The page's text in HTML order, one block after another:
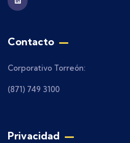
Contacto
Corporativo Torreón:
(871) 749 3100
Privacidad